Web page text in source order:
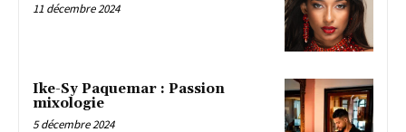
11 décembre 2024
Ike-Sy Paquemar : Passion
mixologie
5 décembre 2024